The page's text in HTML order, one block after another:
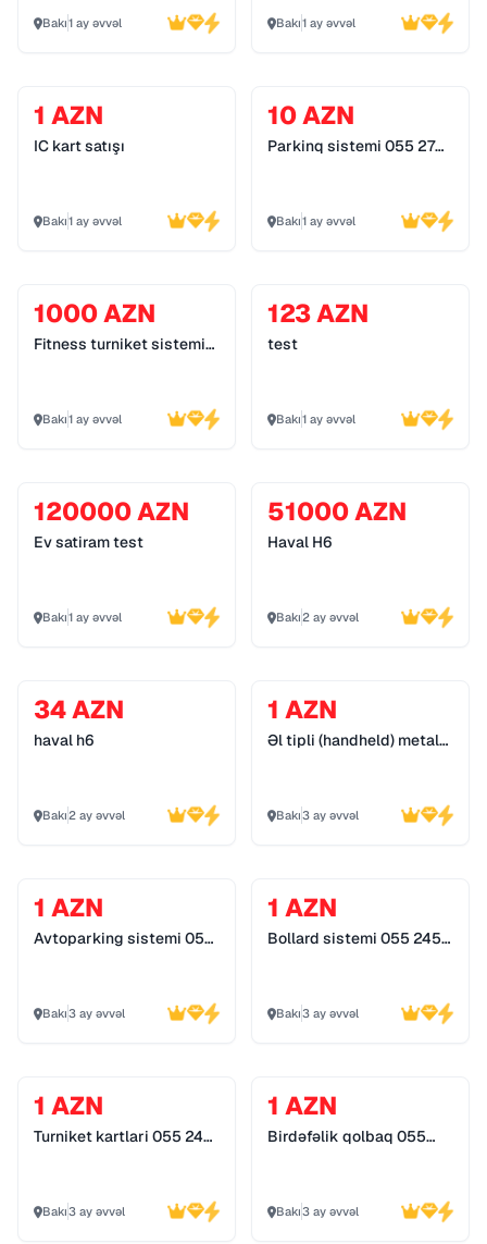
Bakı1 ay əvvəl Bakı1 ay əvvəl
1 AZN
IC kart satışı
Bakı1 ay əvvəl
10 AZN
Parkinq sistemi 055 272
Bakı1 ay əvvəl
1000 AZN
Fitness turniket sistemi
Bakı1 ay əvvəl
123 AZN
test
Bakı1 ay əvvəl
120000 AZN
Ev satiram test
Bakı1 ay əvvəl
51000 AZN
Haval H6
Bakı2 ay əvvəl
34 AZN
haval h6
Bakı2 ay əvvəl
1 AZN
Əl tipli (handheld) metal
Bakı3 ay əvvəl
1 AZN
Avtoparking sistemi 055
Bakı3 ay əvvəl
1 AZN
Bollard sistemi 055 245
Bakı3 ay əvvəl
1 AZN
Turniket kartlari 055 245
Bakı3 ay əvvəl
1 AZN
Birdəfəlik qolbaq 055
Bakı3 ay əvvəl